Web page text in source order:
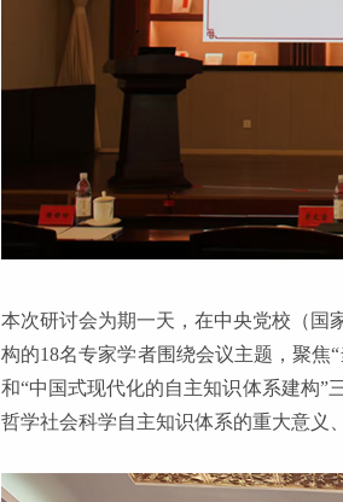
本次研讨会为期一天，在中央党校（国
构的18名专家学者围绕会议主题，聚焦
和“中国式现代化的自主知识体系建构”
哲学社会科学自主知识体系的重大意义